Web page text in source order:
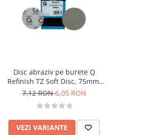
Disc abraziv pe burete Q
Refinish TZ Soft Disc, 75mm,
velcro
7,12 RON6,05 RON
VEZI VARIANTE